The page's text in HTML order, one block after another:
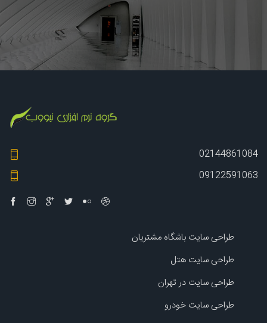
02144861084
09122591063
طراحی سایت باشگاه مشتریان
طراحی سایت هتل
طراحی سایت در تهران
طراحی سایت خودرو